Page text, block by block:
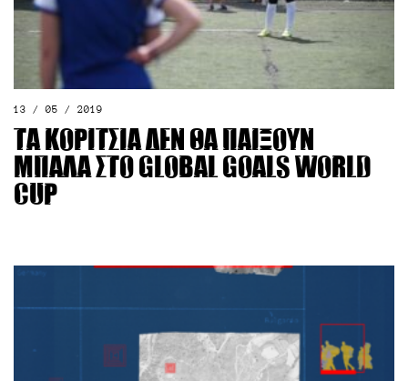
13 / 05 / 2019
Τα κορίτσια δεν θα παίξουν
μπάλα στο Global Goals World
Cup